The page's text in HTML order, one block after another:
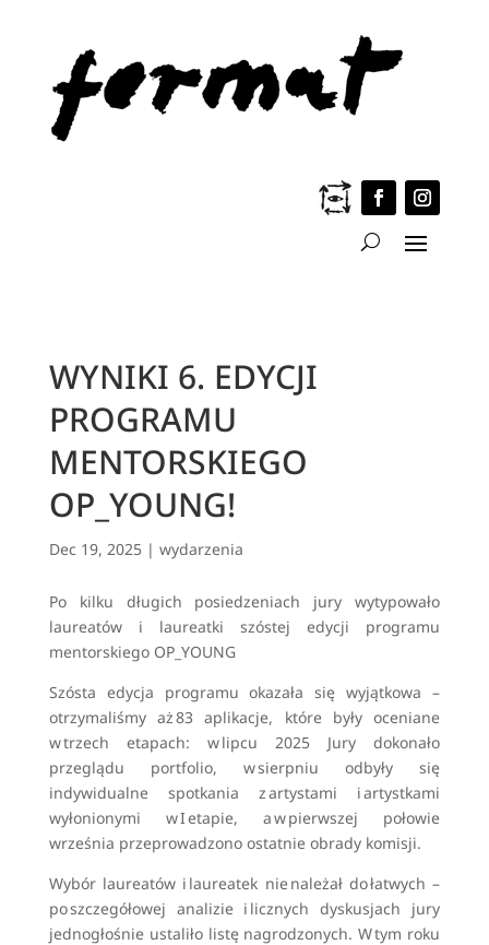
WYNIKI 6. EDYCJI
PROGRAMU
MENTORSKIEGO
OP_YOUNG!
Dec 19, 2025| wydarzenia
Po kilku długich posiedzeniach jury wytypowało
laureatów i laureatki szóstej edycji programu
mentorskiego OP_YOUNG
Szósta edycja programu okazała się wyjątkowa –
otrzymaliśmy aż 83 aplikacje, które były oceniane
w trzech etapach: w lipcu 2025 Jury dokonało
przeglądu portfolio, w sierpniu odbyły się
indywidualne spotkania z artystami i artystkami
wyłonionymi w I etapie, a w pierwszej połowie
września przeprowadzono ostatnie obrady komisji.
Wybór laureatów i laureatek nie należał do łatwych –
po szczegółowej analizie i licznych dyskusjach jury
jednogłośnie ustaliło listę nagrodzonych. W tym roku